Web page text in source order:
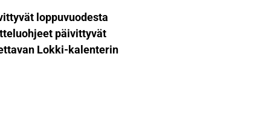
loppuvuodesta
päivittyvät
Lokki-kalenterin